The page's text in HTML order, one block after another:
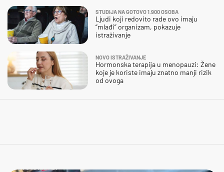
STUDIJA NA GOTOVO 1.900 OSOBA
Ljudi koji redovito rade ovo imaju
“mlađi” organizam, pokazuje
istraživanje
NOVO ISTRAŽIVANJE
Hormonska terapija u menopauzi: Žene
koje je koriste imaju znatno manji rizik
od ovoga